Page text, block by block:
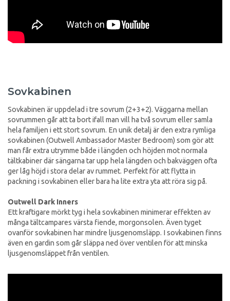
Sovkabinen
Sovkabinen är uppdelad i tre sovrum (2+3+2). Väggarna mellan
sovrummen går att ta bort ifall man vill ha två sovrum eller samla
hela familjen i ett stort sovrum. En unik detalj är den extra rymliga
sovkabinen (Outwell Ambassador Master Bedroom) som gör att
man får extra utrymme både i längden och höjden mot normala
tältkabiner där sängarna tar upp hela längden och bakväggen ofta
ger låg höjd i stora delar av rummet. Perfekt för att flytta in
packning i sovkabinen eller bara ha lite extra yta att röra sig på.
Outwell Dark Inners
Ett kraftigare mörkt tyg i hela sovkabinen minimerar effekten av
många tältcampares värsta fiende, morgonsolen. Även tyget
ovanför sovkabinen har mindre ljusgenomsläpp. I sovkabinen finns
även en gardin som går släppa ned över ventilen för att minska
ljusgenomsläppet från ventilen.